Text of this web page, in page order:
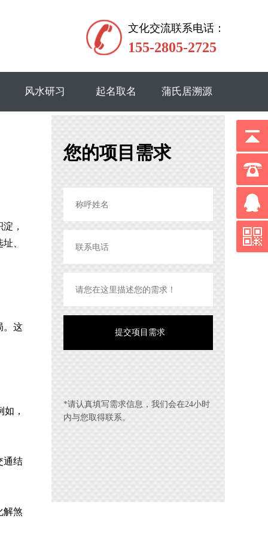
文化交流联系电话：
155-2805-2725
风水研习 起名取名 蒲氏居溯源
，
、
。这
，
通结
解煞
您的项目需求
*请认真填写需求信息，我们会在24小时
内与您取得联系。